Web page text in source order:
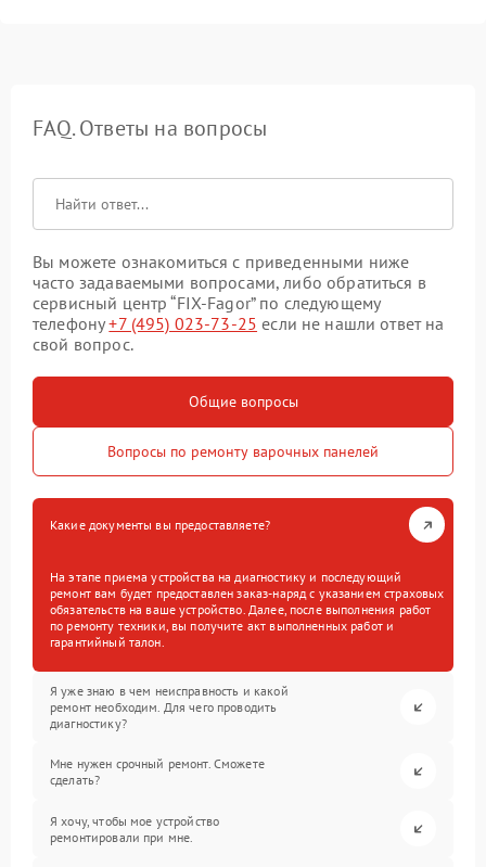
FAQ. Ответы на вопросы
Вы можете ознакомиться с приведенными ниже
часто задаваемыми вопросами, либо обратиться в
сервисный центр “FIX-Fagor” по следующему
телефону+7 (495) 023-73-25 если не нашли ответ на
свой вопрос.
Общие вопросы
Вопросы по ремонту варочных панелей
Какие документы вы предоставляете?
На этапе приема устройства на диагностику и последующий
ремонт вам будет предоставлен заказ-наряд с указанием страховых
обязательств на ваше устройство. Далее, после выполнения работ
по ремонту техники, вы получите акт выполненных работ и
гарантийный талон.
Я уже знаю в чем неисправность и какой
ремонт необходим. Для чего проводить
диагностику?
Мне нужен срочный ремонт. Сможете
сделать?
Я хочу, чтобы мое устройство
ремонтировали при мне.